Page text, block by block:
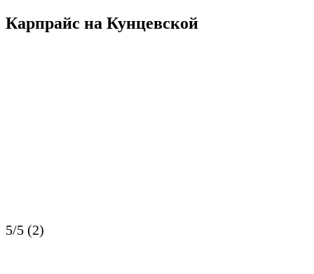
Карпрайс на Кунцевской
5/5 (2)